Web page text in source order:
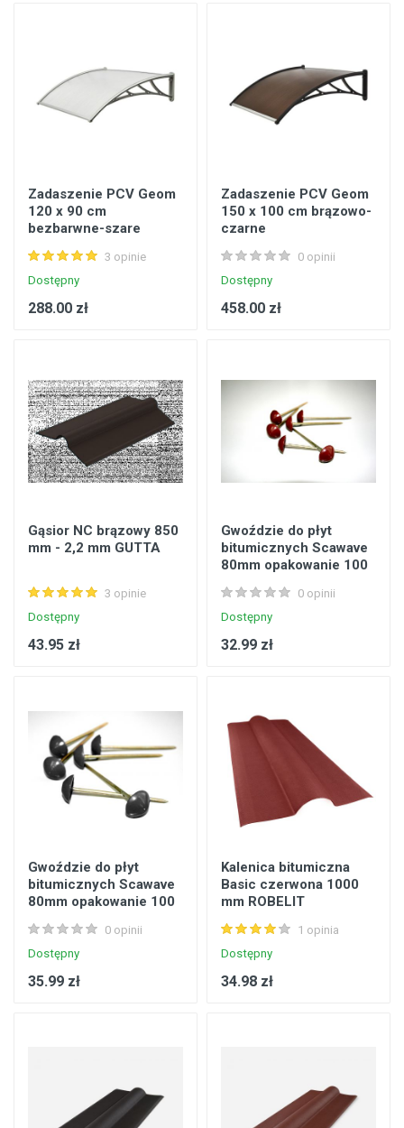
Zadaszenie PCV Geom
120 x 90 cm
bezbarwne-szare
3 opinie
Dostępny
288.00 zł
Zadaszenie PCV Geom
150 x 100 cm brązowo-
czarne
0 opinii
Dostępny
458.00 zł
Gąsior NC brązowy 850
mm - 2,2 mm GUTTA
3 opinie
Dostępny
43.95 zł
Gwoździe do płyt
bitumicznych Scawave
80mm opakowanie 100
0 opinii
Dostępny
32.99 zł
Gwoździe do płyt
bitumicznych Scawave
80mm opakowanie 100
0 opinii
Dostępny
35.99 zł
Kalenica bitumiczna
Basic czerwona 1000
mm ROBELIT
1 opinia
Dostępny
34.98 zł